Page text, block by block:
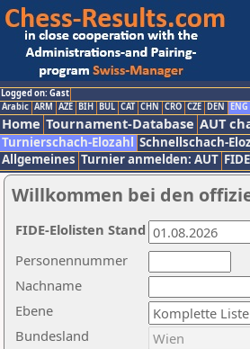
Logged on: Gast
Arabic ARM AZE BIH BUL CAT CHN CRO CZE DEN ENG
Home Tournament-Database AUT
Turnierschach-Elozahl Schnellschach-
Allgemeines Turnier anmelden: AUT FIDE
Willkommen bei den
Nachname
Ebene
Personennummer
Bundesland
FIDE-Elolisten Stand